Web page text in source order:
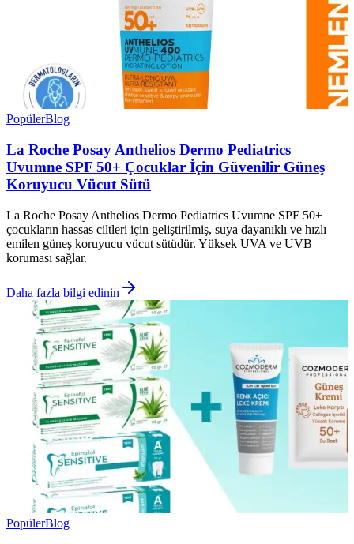
PopülerBlog
La Roche Posay Anthelios Dermo Pediatrics
Uvumne SPF 50+ Çocuklar İçin Güvenilir Güneş
Koruyucu Vücut Sütü
La Roche Posay Anthelios Dermo Pediatrics Uvumne SPF 50+
çocukların hassas ciltleri için geliştirilmiş, suya dayanıklı ve hızlı
emilen güneş koruyucu vücut sütüdür. Yüksek UVA ve UVB
koruması sağlar.
Daha fazla bilgi edinin
PopülerBlog